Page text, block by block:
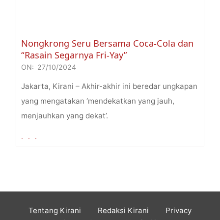
Nongkrong Seru Bersama Coca-Cola dan
“Rasain Segarnya Fri-Yay”
2024-
10-
27
ON: 27/10/2024
Jakarta, Kirani – Akhir-akhir ini beredar ungkapan
yang mengatakan ‘mendekatkan yang jauh,
menjauhkan yang dekat’.
. . .
Tentang Kirani Redaksi Kirani
Privacy